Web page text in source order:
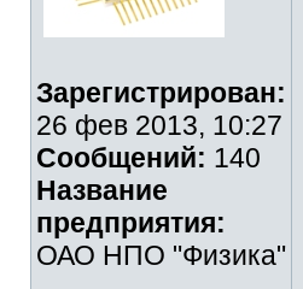
Зарегистрирован:
26 фев 2013, 10:27
Сообщений: 140
Название
предприятия:
ОАО НПО "Физика"